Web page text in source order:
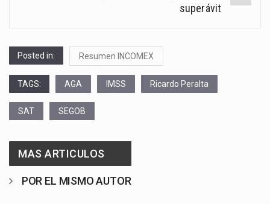
superávit
Posted in: Resumen INCOMEX
TAGS: AGA IMSS Ricardo Peralta
SAT SEGOB
MAS ARTICULOS
POR EL MISMO AUTOR